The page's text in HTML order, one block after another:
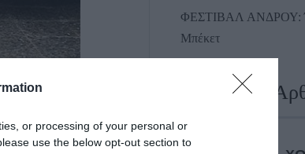
or processing of your personal or
use the below opt-out section to
ΦΕΣΤΙΒΑΛ ΑΝΔΡΟΥ:
Μπέκετ
Πρόσφατα